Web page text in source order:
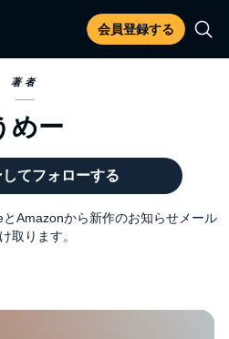
会員登録する
著者
めー
てフォローする
Amazonから新作のお知らせメール
取ります。